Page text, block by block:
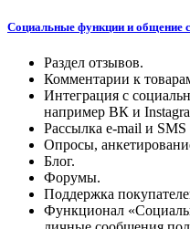
Социальные функции и общение
Раздел отзывов.
Комментарии к
Интеграция с
например ВК и
Рассылка e-mail и SMS
Опросы,
Блог.
Форумы.
Поддержка
Функционал